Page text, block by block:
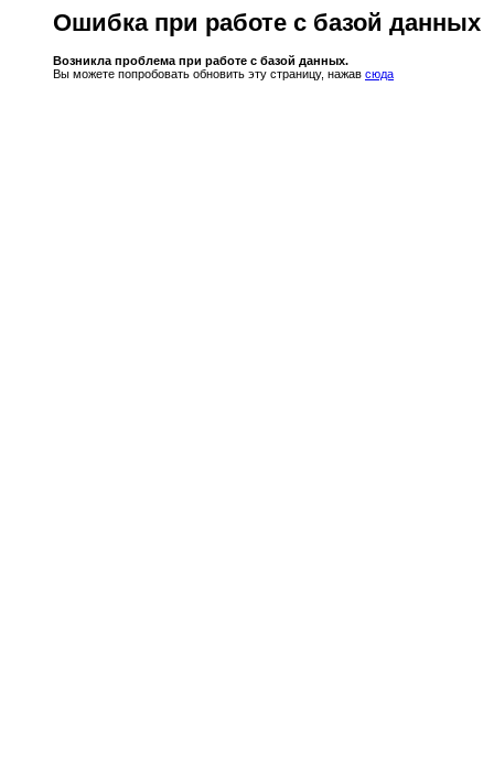
Ошибка при работе с базой данных
Возникла проблема при работе с базой данных.
Вы можете попробовать обновить эту страницу, нажав сюда